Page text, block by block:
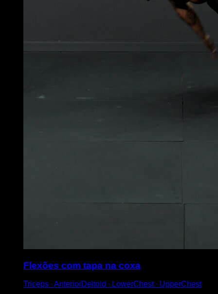
Flexões com tapa na coxa
Triceps ∙ AnteriorDeltoid ∙ LowerChest ∙ UpperChest